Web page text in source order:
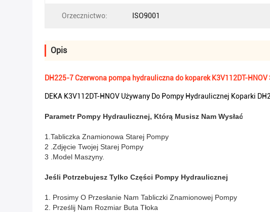
Orzecznictwo: ISO9001
Opis
DH225-7 Czerwona pompa hydrauliczna do koparek K3V112DT-HNOV
DEKA K3V112DT-HNOV Używany Do Pompy Hydraulicznej Koparki
Parametr Pompy Hydraulicznej, Którą Musisz Nam Wysłać
1.Tabliczka Znamionowa Starej Pompy
2 .Zdjęcie Twojej Starej Pompy
3 .Model Maszyny.
Jeśli Potrzebujesz Tylko Części Pompy Hydraulicznej
1. Prosimy O Przesłanie Nam Tabliczki Znamionowej Pompy
2. Prześlij Nam Rozmiar Buta Tłoka